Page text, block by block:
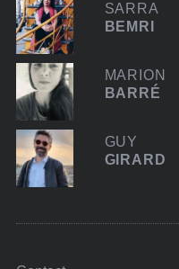
SARRA
BEMRI
MARION
BARRÉ
GUY
GIRARD